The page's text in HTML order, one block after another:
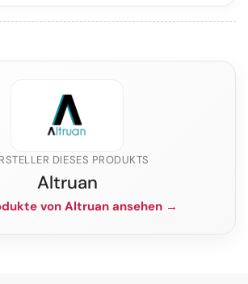
DIESES PRODUKTS
Altruan
von Altruan ansehen →